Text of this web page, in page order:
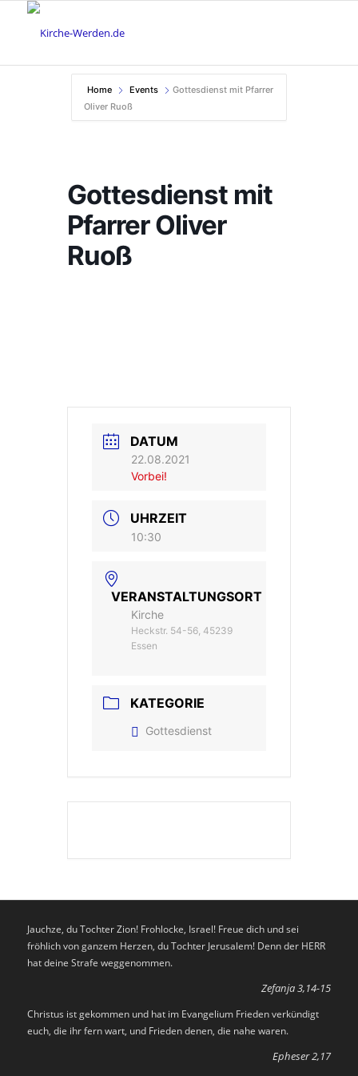
Home Events
Gottesdienst mit Pfarrer
Oliver Ruoß
Gottesdienst mit
Pfarrer Oliver
Ruoß
DATUM
22.08.2021
Vorbei!
UHRZEIT
10:30
VERANSTALTUNGSORT
Kirche
Heckstr. 54-56, 45239
Essen
KATEGORIE
Gottesdienst
Jauchze, du Tochter Zion! Frohlocke, Israel! Freue dich und sei
fröhlich von ganzem Herzen, du Tochter Jerusalem! Denn der HERR
hat deine Strafe weggenommen.
Zefanja 3,14-15
Christus ist gekommen und hat im Evangelium Frieden verkündigt
euch, die ihr fern wart, und Frieden denen, die nahe waren.
Epheser 2,17